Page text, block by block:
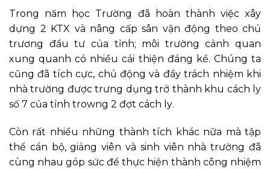
Trong năm học Trường đã hoàn thành việc xây
dựng 2 KTX và nâng cấp sân vận động theo chủ
trương đầu tư của tỉnh; môi trường cảnh quan
xung quanh có nhiều cải thiện đáng kể. Chúng ta
cũng đã tích cực, chủ động và đầy trách nhiệm khi
nhà trường được trưng dụng trở thành khu cách ly
số 7 của tỉnh trowng 2 đợt cách ly.
Còn rất nhiều những thành tích khác nữa mà tập
thể cán bộ, giảng viên và sinh viên nhà trường đã
cùng nhau góp sức để thực hiện thành công nhiệm